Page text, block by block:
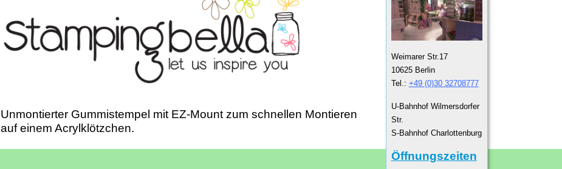
Unmontierter Gummistempel mit EZ-Mount zum schnellen Montieren
auf einem Acrylklötzchen.
Weimarer Str.17
10625 Berlin
Tel.: +49 (0)30 32708777
U-Bahnhof Wilmersdorfer
Str.
S-Bahnhof Charlottenburg
Öffnungszeiten